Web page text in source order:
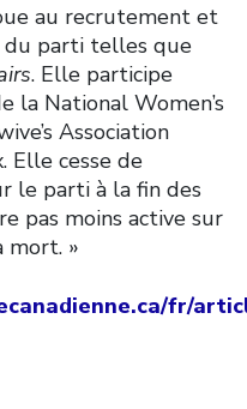
au recrutement et
du parti telles que
. Elle participe
la National Women’s
Association
Elle cesse de
le parti à la fin des
pas moins active sur
mort. »
fr/